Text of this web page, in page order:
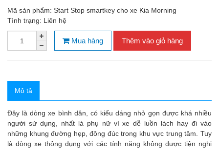
Mã sản phẩm: Start Stop smartkey cho xe Kia Morning
Tình trạng: Liên hệ
Mua hàng Thêm vào giỏ hàng
Mô tả
Đây là dòng xe bình dân, có kiểu dáng nhỏ gọn được khá nhiều
người sử dụng, nhất là phụ nữ vì xe dễ luồn lách hay đi vào
những khung đường hẹp, đông đúc trong khu vực trung tâm. Tuy
là dòng xe thông dụng với các tính năng không được tiện nghi